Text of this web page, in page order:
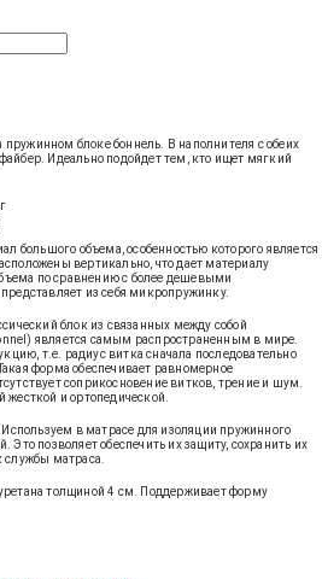
пружинном блоке боннель. В наполнителя с обеих
Идеально подойдет тем, кто ищет мягкий
большого объема, особенностью которого является
вертикально, что дает материалу
по сравнению с более дешевыми
из себя микропружинку.
блок из связанных между собой
является самым распространенным в мире.
т.е. радиус витка сначала последовательно
форма обеспечивает равномерное
соприкосновение витков, трение и шум.
жесткой и ортопедической.
в матрасе для изоляции пружинного
Это позволяет обеспечить их защиту, сохранить их
службы матраса.
толщиной 4 см. Поддерживает форму